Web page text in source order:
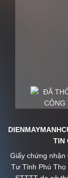
TIN
Giấy chứng nhận
Tư Tỉnh Phú Thọ